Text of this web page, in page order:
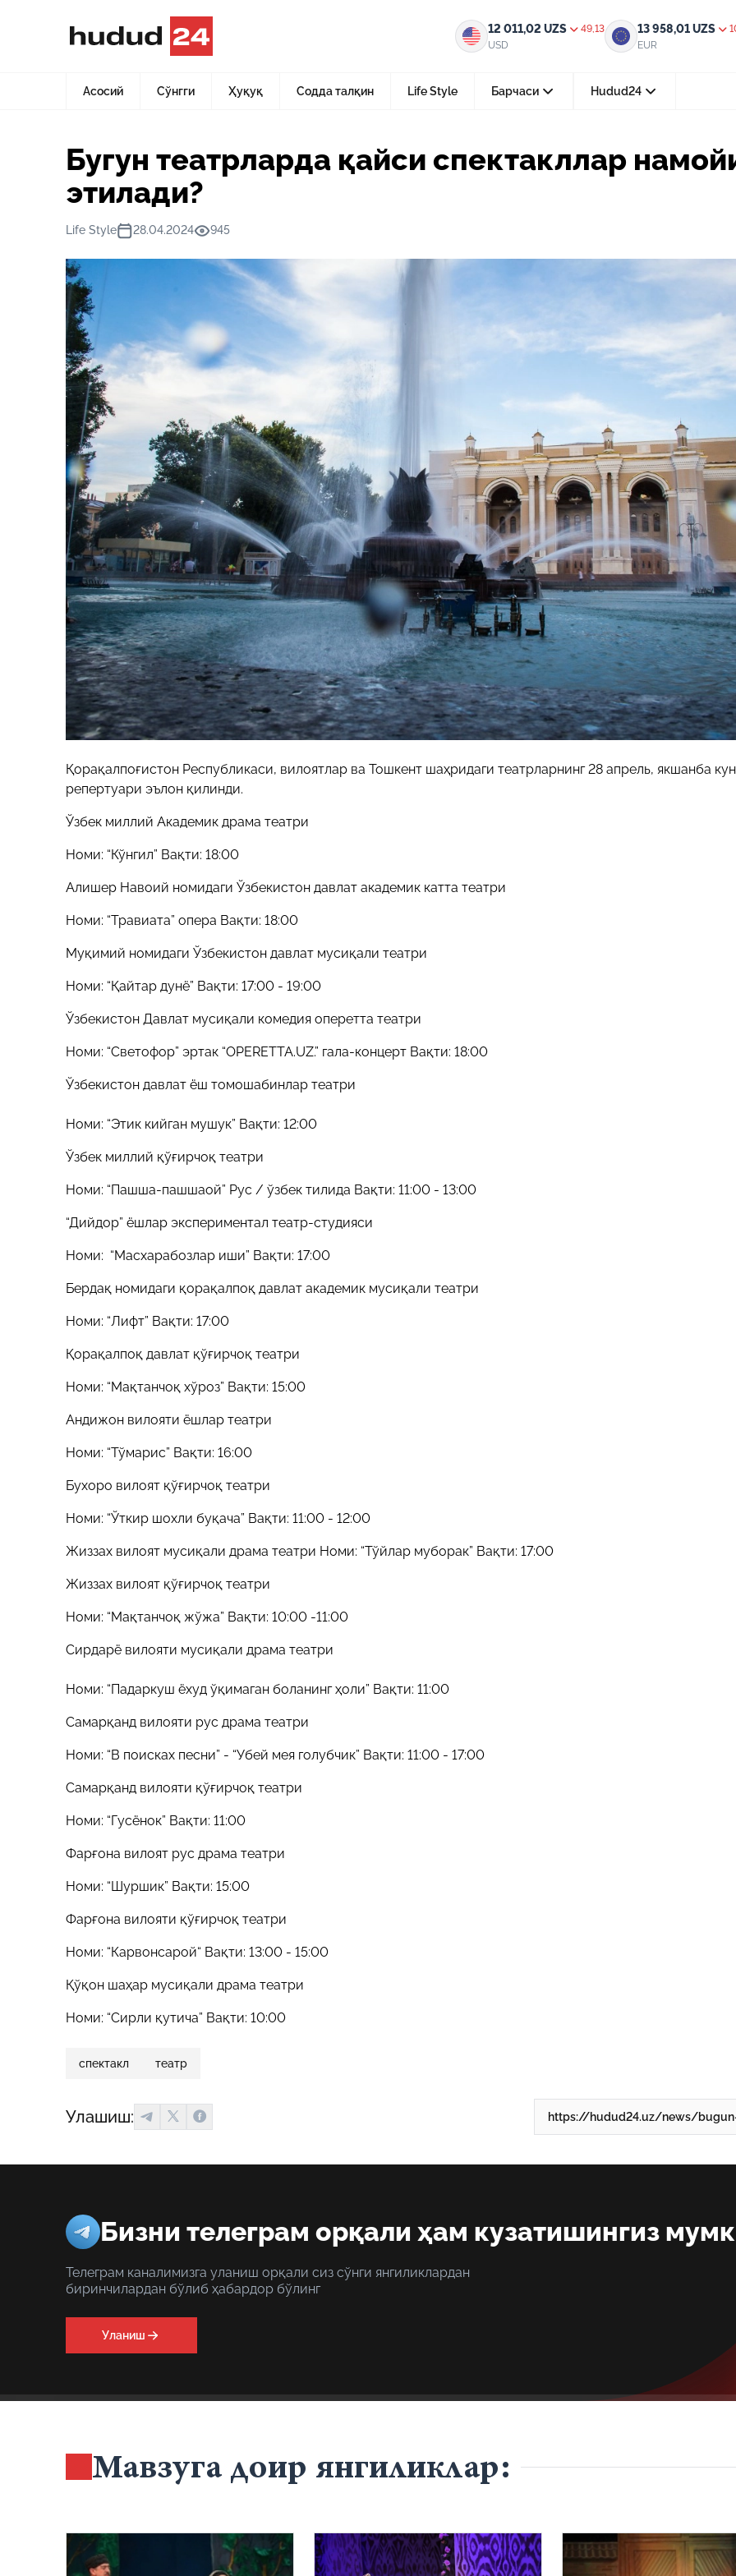
12 011,02 UZS
49,13
USD
13 958,01UZS
EUR
Асосий Сўнгги Ҳуқуқ Содда талқин Life Style Барчаси Hudud24
05-август 2026, 04:36
тез ва қулай йўл
Ҳуқуқий билимларни
форматда ўрганиш имконияти
29-июн 2026, 10:29
Халқ билан очиқ мулоқот —
манфаатларига хизмат қилувчи
давлат бошқарувининг муҳим
25-июн 2026, 11:04
Электрон обуна: ҳуқуқий
тез ва қулай йўл
23-июн 2026, 10:05
Хусусий боғчада 5 ой ишлаб
чиқиш мумкинми?
Янгиликлар Бугун театрларда қайси спектакллар намойиш этилади?
Бугун театрларда қайси спектакллар
этилади?
Life Style 28.04.2024 945
Қорақалпоғистон Республикаси, вилоятлар ва Тошкент шаҳридаги театрларнинг 28 апрель, якшанба
репертуари эълон қилинди.
Ўзбек миллий Академик драма театри
Номи: “Кўнгил” Вақти: 18:00
Алишер Навоий номидаги Ўзбекистон давлат академик катта театри
Номи: “Травиата” опера Вақти: 18:00
Муқимий номидаги Ўзбекистон давлат мусиқали театри
Номи: “Қайтар дунё” Вақти: 17:00 - 19:00
Ўзбекистон Давлат мусиқали комедия оперетта театри
Номи: “Светофор” эртак “OPERETTA.UZ.” гала-концерт Вақти: 18:00
Ўзбекистон давлат ёш томошабинлар театри
Номи: “Этик кийган мушук” Вақти: 12:00
Ўзбек миллий қўғирчоқ театри
Номи: “Пашша-пашшаой” Рус / ўзбек тилида Вақти: 11:00 - 13:00
“Дийдор” ёшлар экспериментал театр-студияси
Номи: “Масхарабозлар иши” Вақти: 17:00
Бердақ номидаги қорақалпоқ давлат академик мусиқали театри
Номи: “Лифт” Вақти: 17:00
Қорақалпоқ давлат қўғирчоқ театри
Номи: “Мақтанчоқ хўроз” Вақти: 15:00
Андижон вилояти ёшлар театри
Номи: “Тўмарис” Вақти: 16:00
Бухоро вилоят қўғирчоқ театри
Номи: “Ўткир шохли буқача” Вақти: 11:00 - 12:00
Жиззах вилоят мусиқали драма театри Номи: “Тўйлар муборак” Вақти: 17:00
Жиззах вилоят қўғирчоқ театри
Номи: “Мақтанчоқ жўжа” Вақти: 10:00 -11:00
Сирдарё вилояти мусиқали драма театри
Номи: “Падаркуш ёхуд ўқимаган боланинг ҳоли” Вақти: 11:00
Самарқанд вилояти рус драма театри
Номи: “В поисках песни” - “Убей мея голубчик” Вақти: 11:00 - 17:00
Самарқанд вилояти қўғирчоқ театри
Номи: “Гусёнок” Вақти: 11:00
Фарғона вилоят рус драма театри
Номи: “Шуршик” Вақти: 15:00
Фарғона вилояти қўғирчоқ театри
Номи: “Карвонсарой“ Вақти: 13:00 - 15:00
Қўқон шаҳар мусиқали драма театри
Номи: “Сирли қутича” Вақти: 10:00
спектакл театр
Улашиш:
Бизни телеграм орқали ҳам кузатишингиз
Телеграм каналимизга уланиш орқали сиз сўнги янгиликлардан
биринчилардан бўлиб ҳабардор бўлинг
Уланиш
Мавзуга доир янгиликлар: